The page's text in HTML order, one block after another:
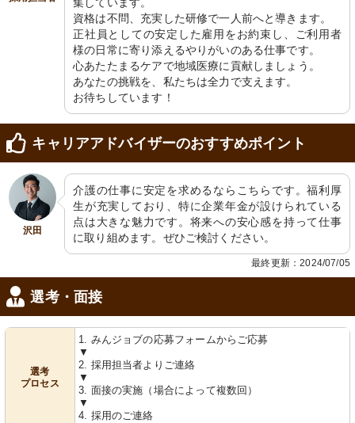
集しています。
資格は不問、充実した研修で一人前へと導きます。
正社員としての安定した雇用をお約束し、ご利用者
様の日常に寄り添えるやりがいのある仕事です。
心あたたまるケアで地域医療に貢献しましょう。
あなたの挑戦を、私たちは全力で支えます。
お待ちしています！
キャリアアドバイザーのおすすめポイント
沢田
介護の仕事に安定を求めるならこちらです。福利厚
生が充実しており、特に企業年金が設けられている
点は大きな魅力です。将来への安心感を持って仕事
に取り組めます。ぜひご検討ください。
最終更新：2024/07/05
選考・面接
選考
プロセス
1. みんジョブの応募フォームからご応募
▼
2. 採用担当者よりご連絡
▼
3. 面接の実施（場合によって複数回）
▼
4. 採用のご連絡